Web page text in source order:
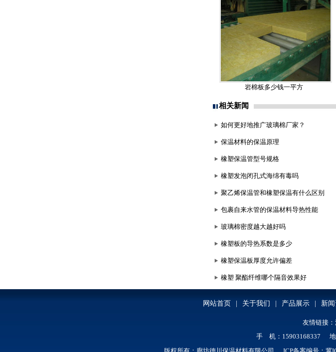
岩棉板多少钱一平方
相关新闻
如何更好地推广玻璃棉厂家？
保温材料的保温原理
橡塑保温管型号规格
橡塑发泡闭孔式海绵有毒吗
聚乙烯保温管和橡塑保温有什么区别
包裹自来水管的保温材料导热性能
玻璃棉密度越大越好吗
橡塑板的导热系数是多少
橡塑保温板厚度允许偏差
橡塑 聚酯纤维哪个隔音效果好
网站首页 关于我们 产品展示 新
友情链接：
手 机：15903168337 地